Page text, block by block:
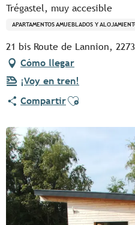
Trégastel, muy accesible
APARTAMENTOS AMUEBLADOS Y
21 bis Route de Lannion,
Cómo llegar
¡Voy en tren!
CompartirAjouter aux